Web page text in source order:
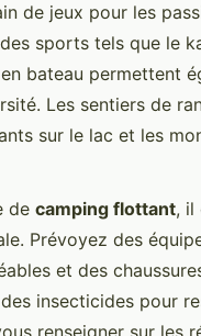
de jeux pour les
sports tels que le
bateau permettent
Les sentiers de
sur le lac et les
de camping flottant, il
Prévoyez des
et des
insecticides pour